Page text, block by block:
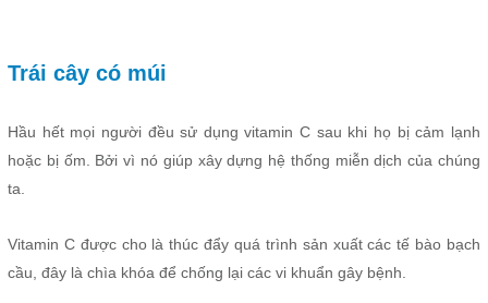
Trái cây có múi
Hầu hết mọi người đều sử dụng vitamin C sau khi họ bị cảm lạnh
hoặc bị ốm. Bởi vì nó giúp xây dựng hệ thống miễn dịch của chúng
ta.
Vitamin C được cho là thúc đẩy quá trình sản xuất các tế bào bạch
cầu, đây là chìa khóa để chống lại các vi khuẩn gây bệnh.